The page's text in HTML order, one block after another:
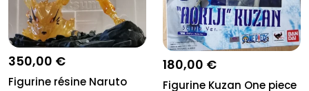
350,00 €
Figurine résine Naruto
180,00 €
Figurine Kuzan One piece